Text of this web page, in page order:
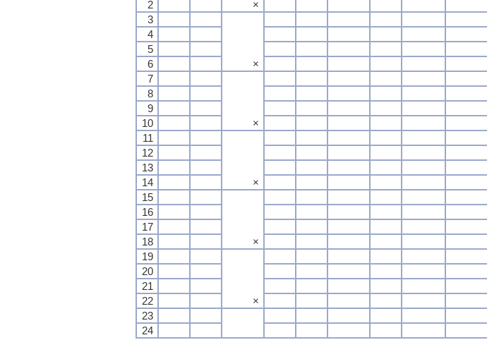
×
2
3
×
4
5
6
7
×
8
9
10
11
×
12
13
14
15
×
16
17
18
19
×
20
21
22
23
24